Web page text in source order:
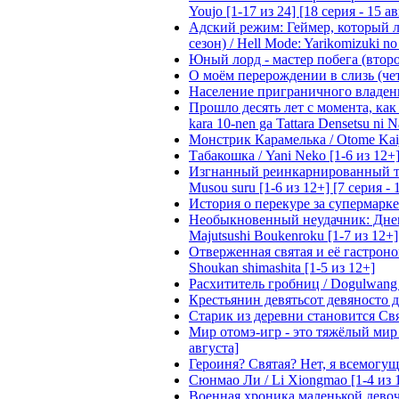
Youjo [1-17 из 24] [18 серия - 15
Адский режим: Геймер, который
сезон) / Hell Mode: Yarikomizuki
Юный лорд - мастер побега
О моём перерождении в слизь
Население приграничного
Прошло десять лет с момента,
kara 10-nen ga Tattara Densetsu ni
Монстрик Карамелька / Otome
Табакошка / Yani Neko [1-6 из 12+]
Изгнанный реинкарнированный
Musou suru [1-6 из 12+] [7 серия -
История о перекуре за
Необыкновенный неудачник:
Majutsushi Boukenroku [1-7 из 12+]
Отверженная святая и её
Shoukan shimashita [1-5 из 12+]
Расхититель гробниц /
Крестьянин девятьсот
Старик из деревни становится
Мир отомэ-игр - это тяжёлый мир
августа]
Героиня? Святая? Нет, я
Сюнмао Ли / Li Xiongmao [1-4 из
Военная хроника маленькой